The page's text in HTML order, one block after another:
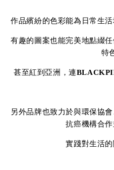
作品繽紛的色彩能為日常生
有趣的圖案也能完美地點綴
特
甚至紅到亞洲，連
另外品牌也致力於與環保協
抗癌機構合作
實踐對生活的